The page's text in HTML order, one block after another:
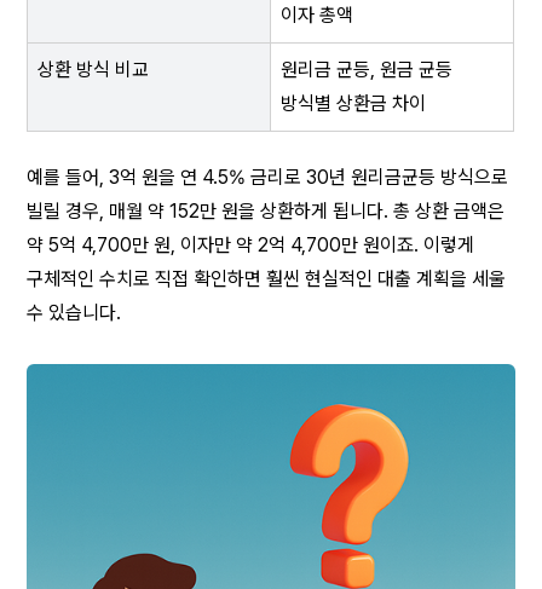
이자 총액
상환 방식 비교
원리금 균등, 원금 균등
방식별 상환금 차이
예를 들어, 3억 원을 연 4.5% 금리로 30년 원리금균등 방식으로
빌릴 경우, 매월 약 152만 원을 상환하게 됩니다. 총 상환 금액은
약 5억 4,700만 원, 이자만 약 2억 4,700만 원이죠. 이렇게
구체적인 수치로 직접 확인하면 훨씬 현실적인 대출 계획을 세울
수 있습니다.